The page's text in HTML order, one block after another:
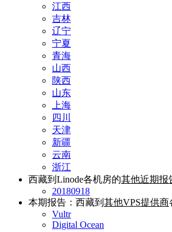
江西
吉林
辽宁
宁夏
青海
山西
陕西
山东
上海
四川
天津
新疆
云南
浙江
西藏到Linode各机房的其他近期报
20180918
本期报告：西藏到 其他VPS提供商
Vultr
Digital Ocean